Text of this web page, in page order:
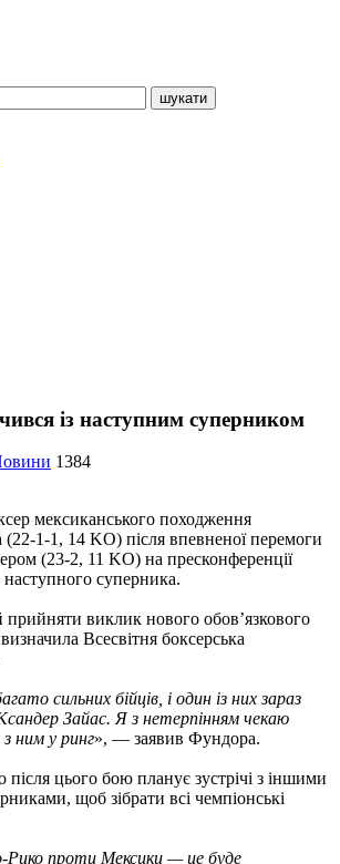
із наступним суперником
1384
мексиканського походження
1-1, 14 KO) після впевненої перемоги
(23-2, 11 KO) на пресконференції
наступного суперника.
виклик нового обов’язкового
Всесвітня боксерська
сильних бійців, і один із них зараз
Зайас. Я з нетерпінням чекаю
ним у ринг», — заявив Фундора.
цього бою планує зустрічі з іншими
щоб зібрати всі чемпіонські
проти Мексики — це буде